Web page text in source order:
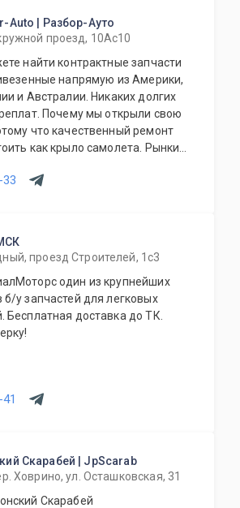
Auto | Разбор-Ауто
проезд, 10Ас10
найти контрактные запчасти
напрямую из Америки,
и Австралии. Никаких долгих
Почему мы открыли свою
что качественный ремонт
как крыло самолета. Рынки
с живыми узлами. Мы
проезд Строителей, 1с3
один из крупнейших
у запчастей для легковых
Бесплатная доставка до ТК.
Скарабей | JpScarab
Ховрино, ул. Осташковская, 31
Скарабей